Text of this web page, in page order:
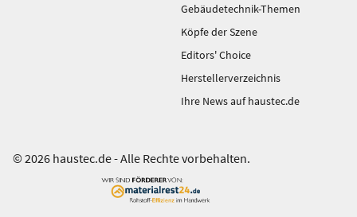
Gebäudetechnik-Themen
Köpfe der Szene
Editors' Choice
Herstellerverzeichnis
Ihre News auf haustec.de
© 2026 haustec.de - Alle Rechte vorbehalten.